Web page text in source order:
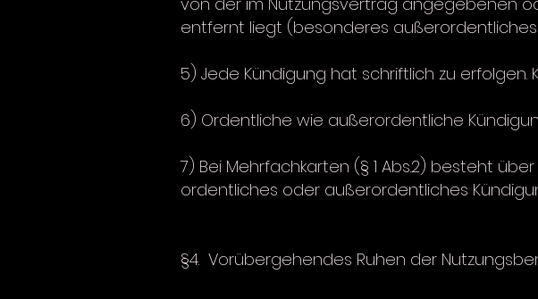
entfernt liegt (besonderes
5) Jede Kündigung hat schriftlich zu erfolgen.
6) Ordentliche wie außerordentliche
7) Bei Mehrfachkarten (§ 1 Abs.2) besteht
ordentliches oder außerordentliches
§4. Vorübergehendes Ruhen der